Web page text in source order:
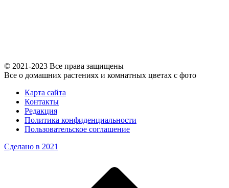
© 2021-2023 Все права защищены
Все о домашних растениях и комнатных цветах с фото
Карта сайта
Контакты
Редакция
Политика конфиденциальности
Пользовательское соглашение
Сделано в 2021